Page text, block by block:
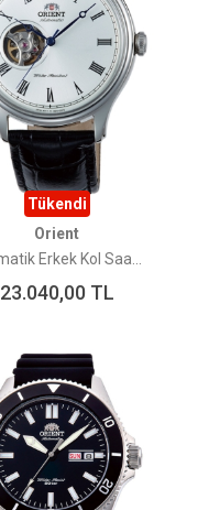
Tükendi
Orient
Otomatik Erkek Kol Saati TAG00003W0
23.040,00TL